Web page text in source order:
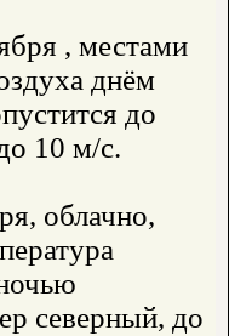
, местами
днём
до
10 м/с.
облачно,
северный, до